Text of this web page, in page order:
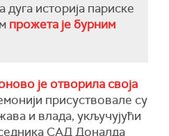
историја париске
прожета је бурним
је отворила своја
присуствовале су
и влада, укључујући
САД Доналда